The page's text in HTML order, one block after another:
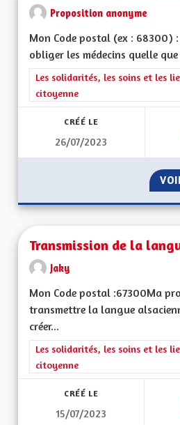
Proposition anonyme
Mon Code postal (ex : 68300)
obliger les médecins quelle
Filtrer les résultats de la
Les solidarités, les soins et les
citoyenne
CRÉÉ LE
26/07/2023
Transmission de la
Jaky
Mon Code postal :67300Ma
transmettre la langue
créer...
Filtrer les résultats de la
Les solidarités, les soins et les
citoyenne
CRÉÉ LE
15/07/2023